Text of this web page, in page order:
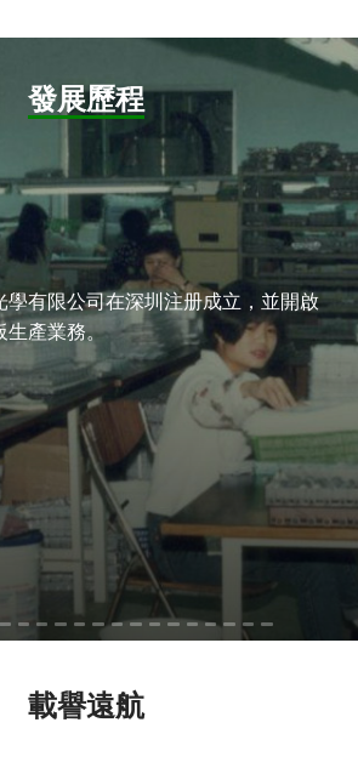
發展歷程
學有限公司在深圳注册成立，並開啟
生產業務。
載譽遠航